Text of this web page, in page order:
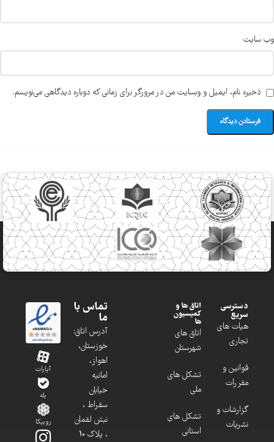
وب‌ سایت
ذخیره نام، ایمیل و وبسایت من در مرورگر برای زمانی که دوباره دیدگاهی می‌نویسم.
دسترسی
سریع
هیات های
تجاری
قوانین و
مقررات
گزارشات و
نشریات
اتاق ها و
کمیسیون
ها
اتاق های
شهرستان
تشکل های
ملی
تشکل های
استانی
تماس با
ما
آدرس اتاق:
خوزستان،
اهواز،
امانیه
خیابان
سقراط ،
نبش لقمان
، پلاک 10
آپارات
بله
روبیکا